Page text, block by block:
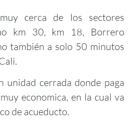
cerca de los sectores
km 30, km 18, Borrero
también a solo 50 minutos
unidad cerrada donde paga
economica, en la cual va
de acueducto.